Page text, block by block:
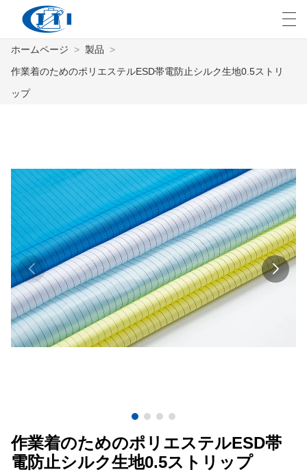
カスタマイズ
私たちについて
ニュース
業界
我々に連絡し
ビデオ
العربية česky
ホームページ > 製品 >
作業着のためのポリエステルESD帯電防止シルク生地0.5ストリ
ップ
作業着のためのポリエステルESD帯
電防止シルク生地0.5ストリップ